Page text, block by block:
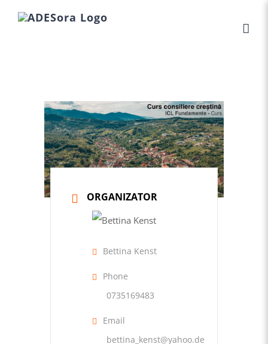
ORGANIZATOR
Bettina Kenst
Phone
0735169483
Email
bettina_kenst@yahoo.de